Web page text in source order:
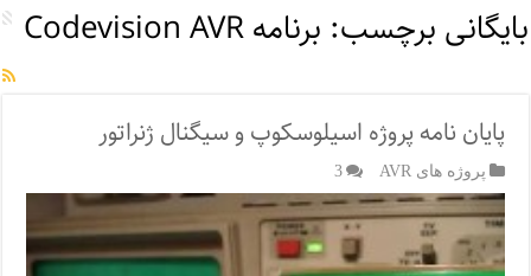
بایگانی برچسب: برنامه Codevision AVR
پایان نامه پروژه اسیلوسکوپ و سیگنال ژنراتور
پروژه های AVR 3